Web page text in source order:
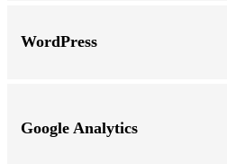
WordPress
Google Analytics